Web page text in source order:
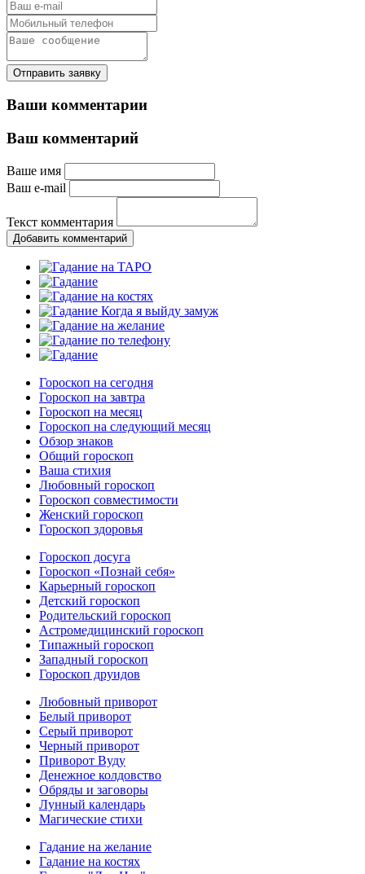
Отправить заявку
Ваши комментарии
Ваш комментарий
Ваше имя
Ваш e-mail
Текст комментария
Добавить комментарий
Гороскоп на сегодня
Гороскоп на завтра
Гороскоп на месяц
Гороскоп на следующий месяц
Обзор знаков
Общий гороскоп
Ваша стихия
Любовный гороскоп
Гороскоп совместимости
Женский гороскоп
Гороскоп здоровья
Гороскоп досуга
Гороскоп «Познай себя»
Карьерный гороскоп
Детский гороскоп
Родительский гороскоп
Астромедицинский гороскоп
Типажный гороскоп
Западный гороскоп
Гороскоп друидов
Любовный приворот
Белый приворот
Серый приворот
Черный приворот
Приворот Вуду
Денежное колдовство
Обряды и заговоры
Лунный календарь
Магические стихи
Гадание на желание
Гадание на костях